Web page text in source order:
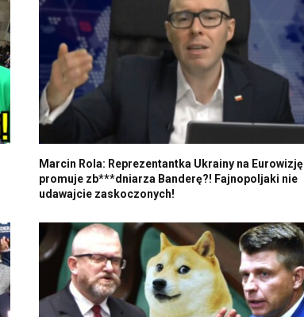
Marcin Rola: Reprezentantka Ukrainy na Eurowizję
promuje zb***dniarza Banderę?! Fajnopoljaki nie
udawajcie zaskoczonych!